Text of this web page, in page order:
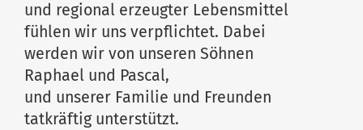
und regional erzeugter Lebensmittel
fühlen wir uns verpflichtet. Dabei
werden wir von unseren Söhnen
Raphael und Pascal,
und unserer Familie und Freunden
tatkräftig unterstützt.